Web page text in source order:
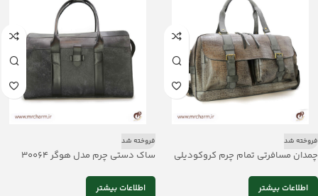
فروخته شد
چمدان مسافرتی تمام چرم کروکودیلی
اطلاعات بیشتر
فروخته شد
ساک دستی چرم مدل هوگر 30064
اطلاعات بیشتر